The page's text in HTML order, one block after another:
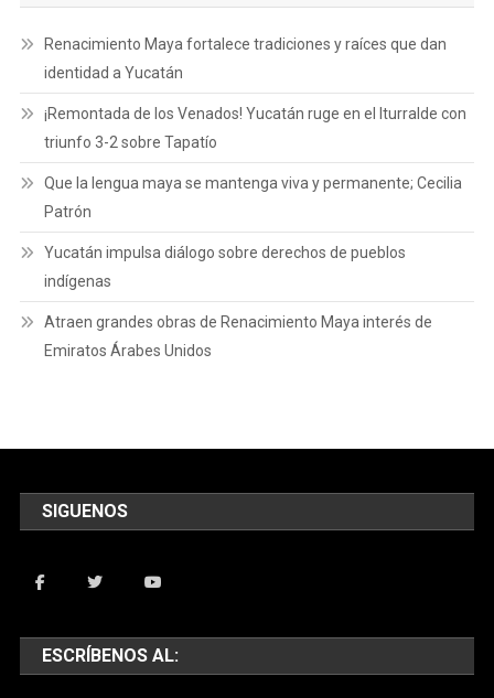
Renacimiento Maya fortalece tradiciones y raíces que dan
identidad a Yucatán
¡Remontada de los Venados! Yucatán ruge en el Iturralde con
triunfo 3-2 sobre Tapatío
Que la lengua maya se mantenga viva y permanente; Cecilia
Patrón
Yucatán impulsa diálogo sobre derechos de pueblos
indígenas
Atraen grandes obras de Renacimiento Maya interés de
Emiratos Árabes Unidos
SIGUENOS
ESCRÍBENOS AL: